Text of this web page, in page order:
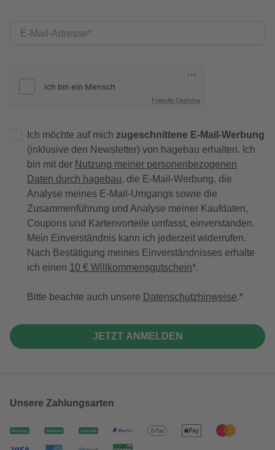
E-Mail-Adresse
Friendly Captcha
Ich möchte auf mich zugeschnittene E-Mail-Werbung
(inklusive den Newsletter) von hagebau erhalten. Ich
bin mit der Nutzung meiner personenbezogenen
Daten durch hagebau, die E-Mail-Werbung, die
Analyse meines E-Mail-Umgangs sowie die
Zusammenführung und Analyse meiner Kaufdaten,
Coupons und Kartenvorteile umfasst, einverstanden.
Mein Einverständnis kann ich jederzeit widerrufen.
Nach Bestätigung meines Einverständnisses erhalte
ich einen 10 € Willkommensgutschein*.
Bitte beachte auch unsere Datenschutzhinweise.
JETZT ANMELDEN
Unsere Zahlungsarten